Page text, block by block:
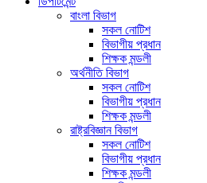
বাংলা বিভাগ
সকল নোটিশ
বিভাগীয় প্রধান
শিক্ষক মন্ডলী
অর্থনীতি বিভাগ
সকল নোটিশ
বিভাগীয় প্রধান
শিক্ষক মন্ডলী
রাষ্ট্রবিজ্ঞান বিভাগ
সকল নোটিশ
বিভাগীয় প্রধান
শিক্ষক মন্ডলী